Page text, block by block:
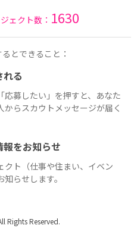
ェクト数： 1630
とできること：
る
募したい」を押すと、あなた
らスカウトメッセージが届く
をお知らせ
クト（仕事や住まい、イベン
らせします。
Rights Reserved.